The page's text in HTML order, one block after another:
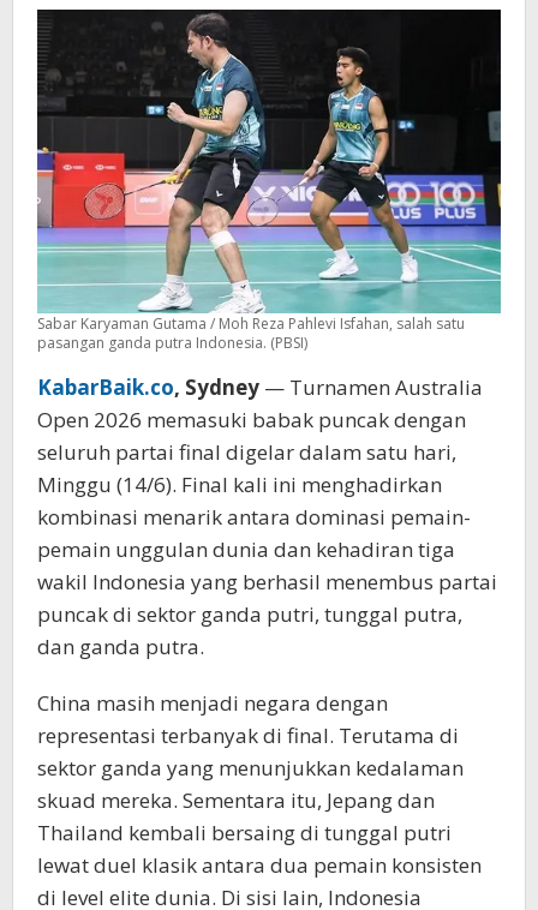
Indonesia,
Kans
Besar
Ganda
Putra
Sabar Karyaman Gutama / Moh Reza Pahlevi Isfahan, salah satu
pasangan ganda putra Indonesia. (PBSI)
KabarBaik.co, Sydney — Turnamen Australia
Open 2026 memasuki babak puncak dengan
seluruh partai final digelar dalam satu hari,
Minggu (14/6). Final kali ini menghadirkan
kombinasi menarik antara dominasi pemain-
pemain unggulan dunia dan kehadiran tiga
wakil Indonesia yang berhasil menembus partai
puncak di sektor ganda putri, tunggal putra,
dan ganda putra.
China masih menjadi negara dengan
representasi terbanyak di final. Terutama di
sektor ganda yang menunjukkan kedalaman
skuad mereka. Sementara itu, Jepang dan
Thailand kembali bersaing di tunggal putri
lewat duel klasik antara dua pemain konsisten
di level elite dunia. Di sisi lain, Indonesia